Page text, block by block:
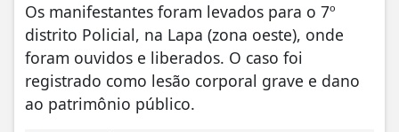
Os manifestantes foram levados para o 7º
distrito Policial, na Lapa (zona oeste), onde
foram ouvidos e liberados. O caso foi
registrado como lesão corporal grave e dano
ao patrimônio público.